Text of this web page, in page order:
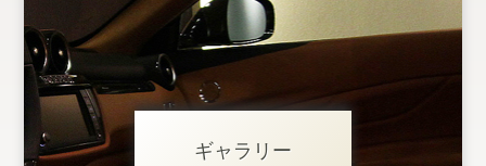
ニュース
ギャラリー
アクセス ギャラリー